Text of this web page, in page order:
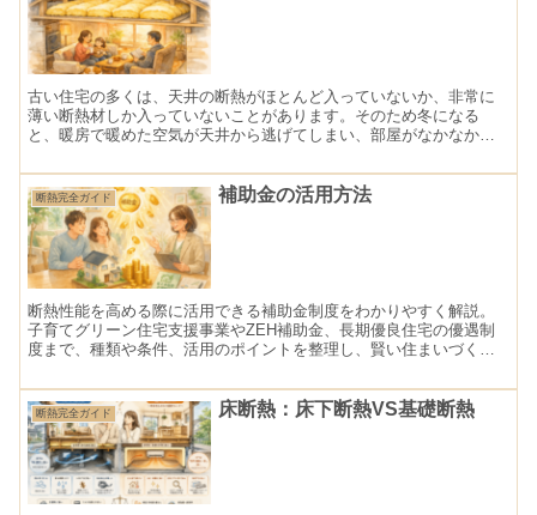
古い住宅の多くは、天井の断熱がほとんど入っていないか、非常に
薄い断熱材しか入っていないことがあります。そのため冬になる
と、暖房で暖めた空気が天井から逃げてしまい、部屋がなかなか暖
断熱完全ガイド 補助金の活用方法
断熱性能を高める際に活用できる補助金制度をわかりやすく解説。
子育てグリーン住宅支援事業やZEH補助金、長期優良住宅の優遇制
度まで、種類や条件、活用のポイントを整理し、賢い住まいづくり
断熱完全ガイド 床断熱：床下断熱VS基礎断熱